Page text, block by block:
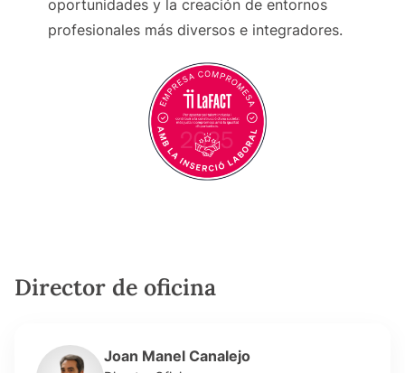
oportunidades y la creación de entornos
profesionales más diversos e integradores.
Director de oficina
Joan Manel Canalejo